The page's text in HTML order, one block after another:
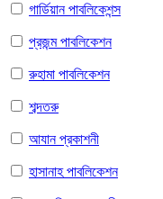
গার্ডিয়ান পাবলিকেশন্স
প্রজন্ম পাবলিকেশন
রুহামা পাবলিকেশন
শব্দতরু
আযান প্রকাশনী
হাসানাহ পাবলিকেশন